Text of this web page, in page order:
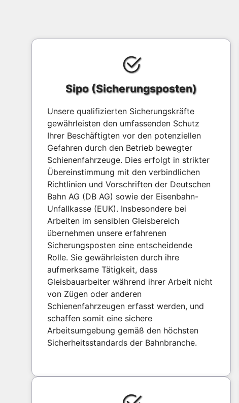
Sipo (Sicherungsposten)
Unsere qualifizierten Sicherungskräfte
gewährleisten den umfassenden Schutz
Ihrer Beschäftigten vor den potenziellen
Gefahren durch den Betrieb bewegter
Schienenfahrzeuge. Dies erfolgt in strikter
Übereinstimmung mit den verbindlichen
Richtlinien und Vorschriften der Deutschen
Bahn AG (DB AG) sowie der Eisenbahn-
Unfallkasse (EUK). Insbesondere bei
Arbeiten im sensiblen Gleisbereich
übernehmen unsere erfahrenen
Sicherungsposten eine entscheidende
Rolle. Sie gewährleisten durch ihre
aufmerksame Tätigkeit, dass
Gleisbauarbeiter während ihrer Arbeit nicht
von Zügen oder anderen
Schienenfahrzeugen erfasst werden, und
schaffen somit eine sichere
Arbeitsumgebung gemäß den höchsten
Sicherheitsstandards der Bahnbranche.